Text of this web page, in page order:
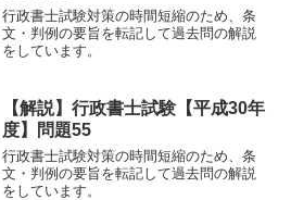
行政書士試験対策の時間短縮のため、条
文・判例の要旨を転記して過去問の解説
をしています。
【解説】行政書士試験【平成30年
度】問題55
行政書士試験対策の時間短縮のため、条
文・判例の要旨を転記して過去問の解説
をしています。